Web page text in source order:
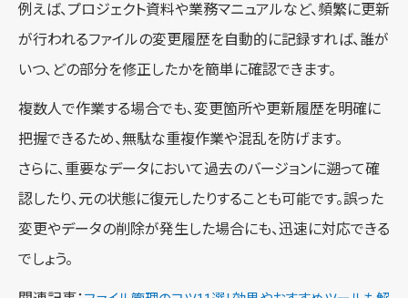
例えば、プロジェクト資料や業務マニュアルなど、頻繁に更新
が行われるファイルの変更履歴を自動的に記録すれば、誰が
いつ、どの部分を修正したかを簡単に確認できます。
複数人で作業する場合でも、変更箇所や更新履歴を明確に
把握できるため、無駄な重複作業や混乱を防げます。
さらに、重要なデータにおいて過去のバージョンに遡って確
認したり、元の状態に復元したりすることも可能です。誤った
変更やデータの削除が発生した場合にも、迅速に対応できる
でしょう。